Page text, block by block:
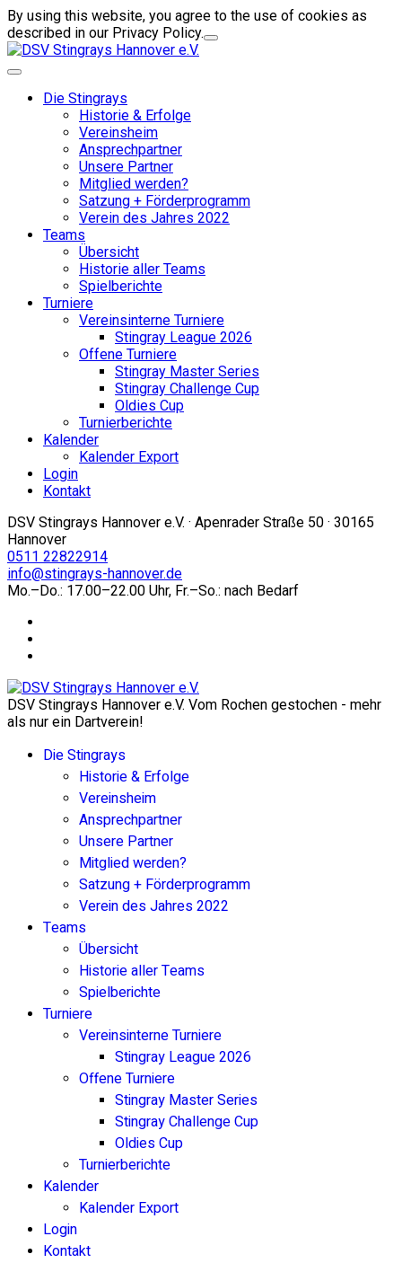
By using this website, you agree to the use of cookies as
described in our Privacy Policy.
Die Stingrays
Historie & Erfolge
Vereinsheim
Ansprechpartner
Unsere Partner
Mitglied werden?
Satzung + Förderprogramm
Verein des Jahres 2022
Teams
Übersicht
Historie aller Teams
Spielberichte
Turniere
Vereinsinterne Turniere
Stingray League 2026
Offene Turniere
Stingray Master Series
Stingray Challenge Cup
Oldies Cup
Turnierberichte
Kalender
Kalender Export
Login
Kontakt
DSV Stingrays Hannover e.V. · Apenrader Straße 50 · 30165
Hannover
0511 22822914
info@stingrays-hannover.de
Mo.–Do.: 17.00–22.00 Uhr, Fr.–So.: nach Bedarf
DSV Stingrays Hannover e.V. Vom Rochen gestochen - mehr
als nur ein Dartverein!
Die Stingrays
Historie & Erfolge
Vereinsheim
Ansprechpartner
Unsere Partner
Mitglied werden?
Satzung + Förderprogramm
Verein des Jahres 2022
Teams
Übersicht
Historie aller Teams
Spielberichte
Turniere
Vereinsinterne Turniere
Stingray League 2026
Offene Turniere
Stingray Master Series
Stingray Challenge Cup
Oldies Cup
Turnierberichte
Kalender
Kalender Export
Login
Kontakt